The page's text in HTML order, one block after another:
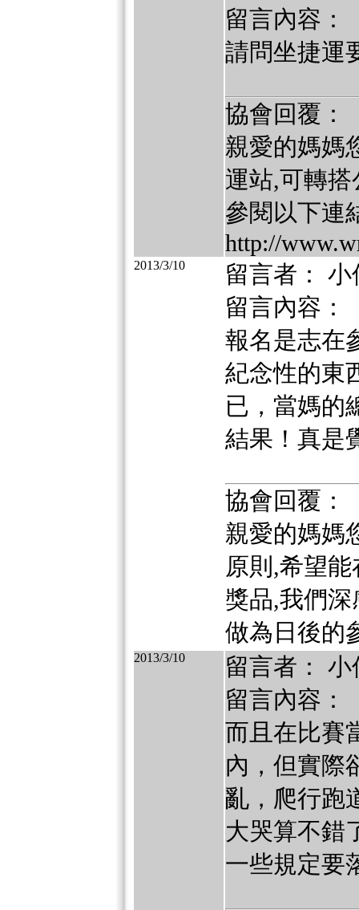
留言內容：
請問坐捷運
協會回覆：
親愛的媽媽
運站,可轉
參閱以下連
http://
2013/3/10
留言者： 小
留言內容：
報名是志在
紀念性的東
已，當媽的
結果！真是
協會回覆：
親愛的媽媽
原則,希望
獎品,我們
做為日後的
2013/3/10
留言者： 小
留言內容：
而且在比賽
內，但實際
亂，爬行跑
大哭算不錯
一些規定要